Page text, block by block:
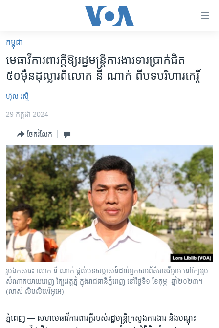
គេហទំព័រ​
ទាក់ទង
និង​
ចូល​
ទំព័រ​
ម្តង
រំលង​
និង​
ចូល​
ទៅ​
ទំព័រ​
រចនា
សម្ព័ន្ធ​
រំលង​
និង​
ទៅ​
កាន់​
ស្វែង​
កម្ពុជា
អន្តរជាតិ
ហេឡូវីអូអេ
កម្ពុជាច្នៃប្រតិដ្ឋ
ព្រឹត្តិការណ៍ព័ត៌មាន
ទូរទស្សន៍ / វីដេអូ​
វិទ្យុ / ផតខាសថ៍
កម្មវិធីទាំងអស់
Khmer English
បណ្តាញ​សង្គម
កម្ពុជា
មេធាវី​ការពារ​ក្តី​ឱ្យ​រដ្ឋមន្ត្រី​ការងារ​ទារ​ប្រាក់​ជិត​
៥០ម៉ឺន​ដុល្លារ​ពី​លោក នី ណាក់ ពី​បទ​បរិហារ​កេរ្តិ៍
ហ៊ុល រស្មី
29 កក្កដា 2024
ចែករំលែក
រូបឯកសារ៖ លោក នី ណាក់ ផ្តល់​បទសម្ភាសន៍​ដល់​អ្នកសារព័ត៌មាន​​វីអូអេ នៅ​ក្បែរ​រូប​
សំណាក​យាយ​ពេញ ក្បែរ​វត្ត​ភ្នំ ក្នុង​រាជធានី​ភ្នំពេញ នៅ​ថ្ងៃទី១ ខែកុម្ភៈ ឆ្នាំ២០២៣។
(លាស់ លីបលីប/វីអូអេ)
ភ្នំពេញ — សហ​មេធាវី​ការពារ​ក្តី​របស់​រដ្ឋមន្ត្រី​ក្រសួង​ការងារ​ និង​បណ្តុះ​